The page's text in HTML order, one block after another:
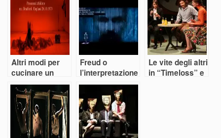
Altri modi per
cucinare un
Uovo
Freud o
l’interpretazione
dei sogni
Le vite degli altri
in “Timeloss” e